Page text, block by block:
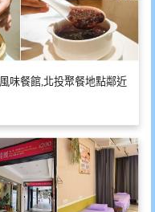
味餐館,北投聚餐地點鄰近